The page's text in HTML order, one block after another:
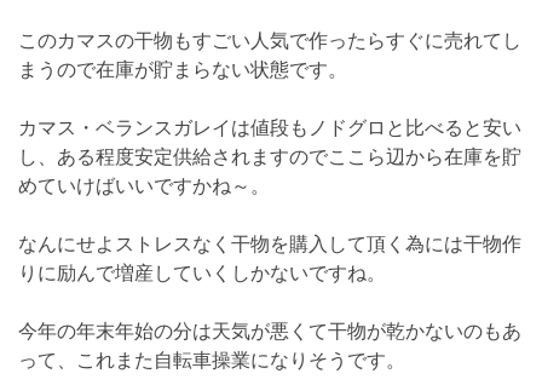
このカマスの干物もすごい人気で作ったらすぐに売れてし
まうので在庫が貯まらない状態です。
カマス・ベランスガレイは値段もノドグロと比べると安い
し、ある程度安定供給されますのでここら辺から在庫を貯
めていけばいいですかね～。
なんにせよストレスなく干物を購入して頂く為には干物作
りに励んで増産していくしかないですね。
今年の年末年始の分は天気が悪くて干物が乾かないのもあ
って、これまた自転車操業になりそうです。